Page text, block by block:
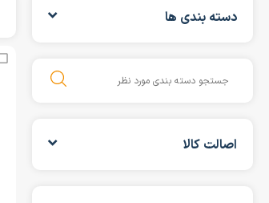
دسته بندی ها
اصالت کالا